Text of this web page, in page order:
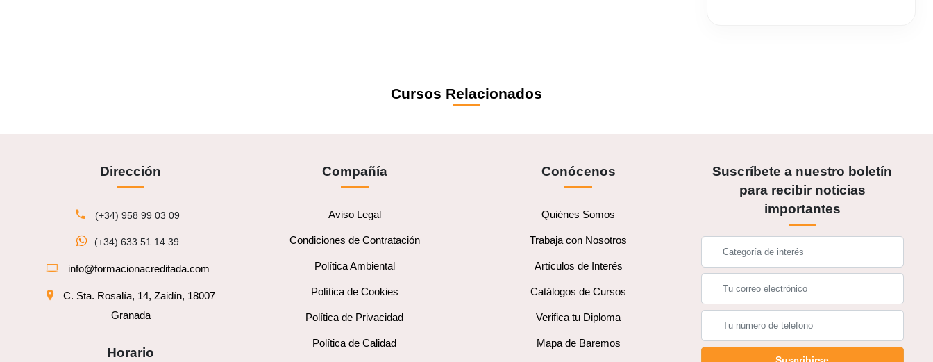
Cursos Relacionados
Dirección
(+34) 958 99 03 09
(+34) 633 51 14 39
info@formacionacreditada.com
C. Sta. Rosalía, 14, Zaidín, 18007
Granada
Horario
Compañía
Aviso Legal
Condiciones de Contratación
Política Ambiental
Política de Cookies
Política de Privacidad
Política de Calidad
Conócenos
Quiénes Somos
Trabaja con Nosotros
Artículos de Interés
Catálogos de Cursos
Verifica tu Diploma
Mapa de Baremos
Suscríbete a nuestro boletín
para recibir noticias
importantes